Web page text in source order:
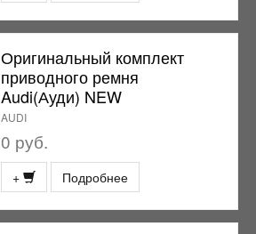
Оригинальный комплект
приводного ремня
Audi(Ауди) NEW
AUDI
0 руб.
+ Подробнее